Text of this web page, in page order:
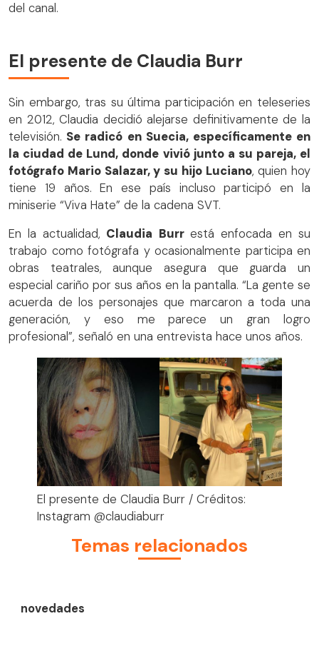
del canal.
El presente de Claudia Burr
Sin embargo, tras su última participación en teleseries
en 2012, Claudia decidió alejarse definitivamente de la
televisión. Se radicó en Suecia, específicamente en
la ciudad de Lund, donde vivió junto a su pareja, el
fotógrafo Mario Salazar, y su hijo Luciano, quien hoy
tiene 19 años. En ese país incluso participó en la
miniserie “Viva Hate” de la cadena SVT.
En la actualidad, Claudia Burr está enfocada en su
trabajo como fotógrafa y ocasionalmente participa en
obras teatrales, aunque asegura que guarda un
especial cariño por sus años en la pantalla. “La gente se
acuerda de los personajes que marcaron a toda una
generación, y eso me parece un gran logro
profesional”, señaló en una entrevista hace unos años.
El presente de Claudia Burr / Créditos:
Instagram @claudiaburr
Temas relacionados
novedades